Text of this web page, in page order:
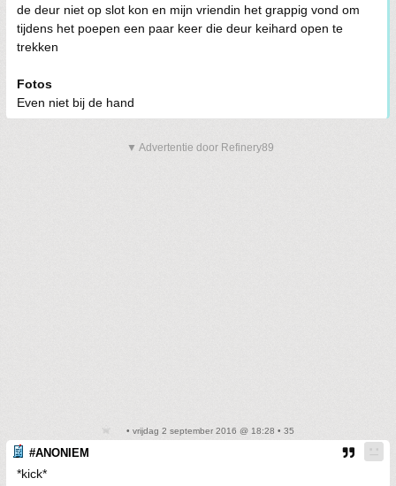
de deur niet op slot kon en mijn vriendin het grappig vond om
tijdens het poepen een paar keer die deur keihard open te
trekken
Fotos
Even niet bij de hand
▼ Advertentie door Refinery89
• vrijdag 2 september 2016 @ 18:28 • 35
#ANONIEM
*kick*